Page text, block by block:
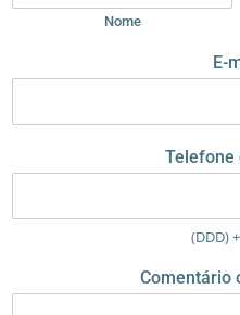
Nome
E-
Telefone
(DDD)
Comentário